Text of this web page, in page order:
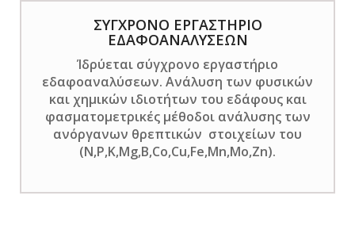
ΣΥΓΧΡΟΝΟ ΕΡΓΑΣΤΗΡΙΟ
ΕΔΑΦΟΑΝΑΛΥΣΕΩΝ
Ίδρύεται σύγχρονο εργαστήριο
εδαφοαναλύσεων. Ανάλυση των φυσικών
και χημικών ιδιοτήτων του εδάφους και
φασματομετρικές μέθοδοι ανάλυσης των
ανόργανων θρεπτικών στοιχείων του
(N,P,K,Mg,B,Co,Cu,Fe,Mn,Mo,Zn).